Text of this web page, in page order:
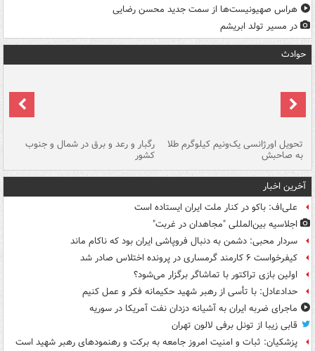
هراس صهیونیست‌ها از سمت جدید محسن رضایی
در مسیر تولد ابریشم
حوادث
تحویل اورژانسی یک‌ونیم کیلوگرم طلا
به صاحبش
رگبار و رعد و برق در شمال و جنوب
کشور
آخرین اخبار
علی‌اف: باکو در کنار ملت ایران ایستاده است
اجلاسیه بین‌المللی "مجاهدان در غربت"
سردار محبی: دشمن به دنبال فروپاشی ایران بود که ناکام ماند
کیفرخواست ۶ کارمند گرمساری در پرونده اختلاس صادر شد
اولین بازی تراکتور با تماشاگر برگزار می‌شود؟
حدادعادل: با تأسی از رهبر شهید حکیمانه فکر و عمل کنیم
ماجرای ضربه ایران به آشیانه دزدان نفت آمریکا در سوریه
قابی زیبا از تونل برفی لالون تهران
پزشکیان: ثبات و امنیت امروز جامعه به برکت و رهنمودهای رهبر شهید است